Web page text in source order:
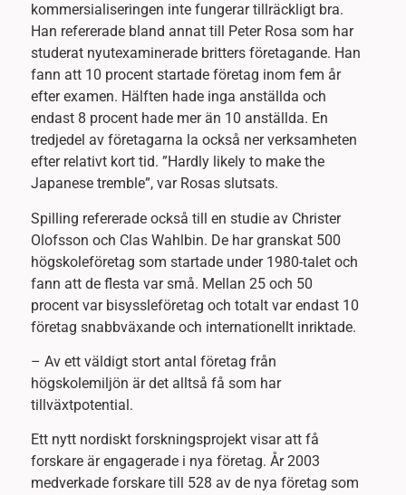
kommersialiseringen inte fungerar tillräckligt bra.
Han refererade bland annat till Peter Rosa som har
studerat nyutexaminerade britters företagande. Han
fann att 10 procent startade företag inom fem år
efter examen. Hälften hade inga anställda och
endast 8 procent hade mer än 10 anställda. En
tredjedel av företagarna la också ner verksamheten
efter relativt kort tid. ”Hardly likely to make the
Japanese tremble”, var Rosas slutsats.
Spilling refererade också till en studie av Christer
Olofsson och Clas Wahlbin. De har granskat 500
högskoleföretag som startade under 1980-talet och
fann att de flesta var små. Mellan 25 och 50
procent var bisyssleföretag och totalt var endast 10
företag snabbväxande och internationellt inriktade.
– Av ett väldigt stort antal företag från
högskolemiljön är det alltså få som har
tillväxtpotential.
Ett nytt nordiskt forskningsprojekt visar att få
forskare är engagerade i nya företag. År 2003
medverkade forskare till 528 av de nya företag som